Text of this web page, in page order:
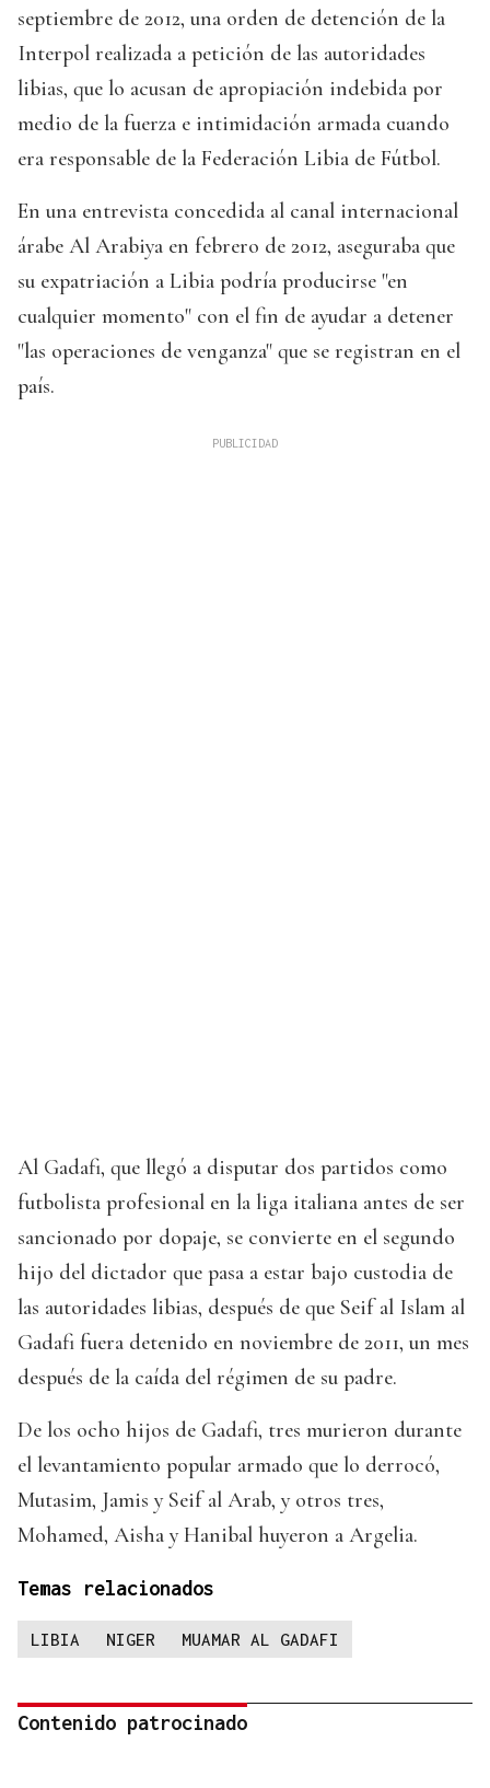
septiembre de 2012, una orden de detención de la
Interpol realizada a petición de las autoridades
libias, que lo acusan de apropiación indebida por
medio de la fuerza e intimidación armada cuando
era responsable de la Federación Libia de Fútbol.
En una entrevista concedida al canal internacional
árabe Al Arabiya en febrero de 2012, aseguraba que
su expatriación a Libia podría producirse "en
cualquier momento" con el fin de ayudar a detener
"las operaciones de venganza" que se registran en el
país.
Al Gadafi, que llegó a disputar dos partidos como
futbolista profesional en la liga italiana antes de ser
sancionado por dopaje, se convierte en el segundo
hijo del dictador que pasa a estar bajo custodia de
las autoridades libias, después de que Seif al Islam al
Gadafi fuera detenido en noviembre de 2011, un mes
después de la caída del régimen de su padre.
De los ocho hijos de Gadafi, tres murieron durante
el levantamiento popular armado que lo derrocó,
Mutasim, Jamis y Seif al Arab, y otros tres,
Mohamed, Aisha y Hanibal huyeron a Argelia.
Temas relacionados
LIBIA NIGER MUAMAR AL GADAFI
Contenido patrocinado